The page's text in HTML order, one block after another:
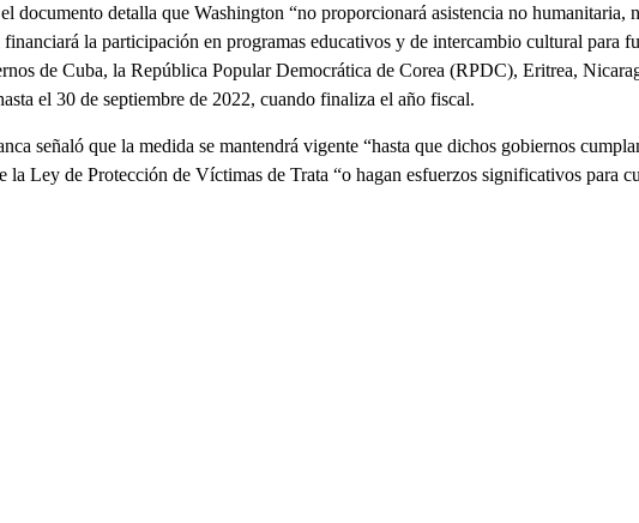
documento detalla que Washington “no proporcionará asistencia no humanitaria,
la participación en programas educativos y de intercambio cultural para
de Cuba, la República Popular Democrática de Corea (RPDC), Eritrea,
el 30 de septiembre de 2022, cuando finaliza el año fiscal.
señaló que la medida se mantendrá vigente “hasta que dichos gobiernos
la Ley de Protección de Víctimas de Trata “o hagan esfuerzos significativos para